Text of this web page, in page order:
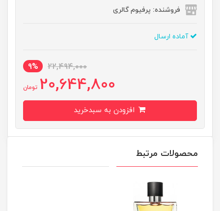
فروشنده: پرفیوم گالری
آماده ارسال
22,494,000
9%
20,644,800 تومان
محصولات مرتبط